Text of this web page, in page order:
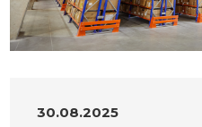
30.08.2025